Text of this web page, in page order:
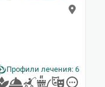
Профили лечения: 6